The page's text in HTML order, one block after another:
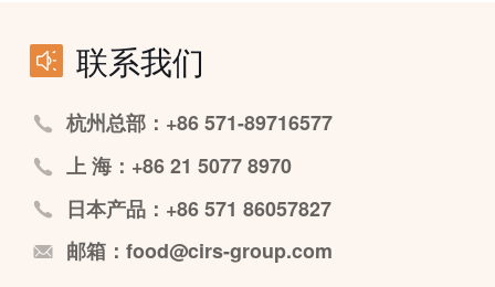
联系我们
杭州总部：+86 571-89716577
上 海：+86 21 5077 8970
日本产品：+86 571 86057827
邮箱：food@cirs-group.com